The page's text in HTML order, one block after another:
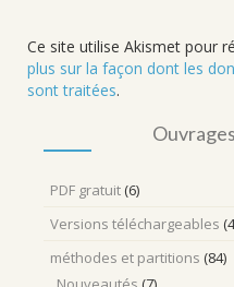
Ce site utilise Akismet pour
plus sur la façon dont les
sont traitées.
PDF gratuit (6)
Versions téléchargeables
méthodes et partitions (84)